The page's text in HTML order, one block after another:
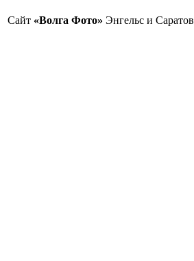
Сайт «Волга Фото» Энгельс и Саратов